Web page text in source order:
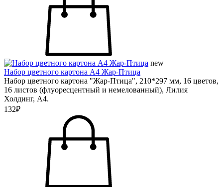
new
Набор цветного картона А4 Жар-Птица
Набор цветного картона "Жар-Птица", 210*297 мм, 16 цветов,
16 листов (флуоресцентный и немелованный), Лилия
Холдинг, А4.
132₽